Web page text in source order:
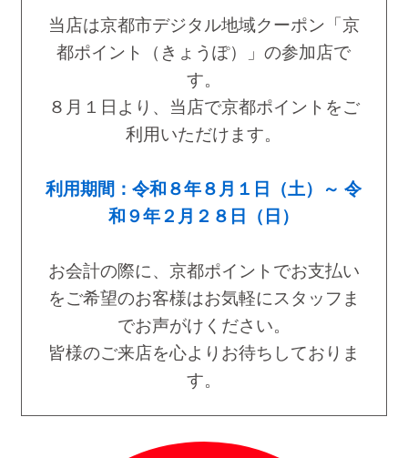
当店は京都市デジタル地域クーポン「京
都ポイント（きょうぽ）」の参加店で
す。
８月１日より、当店で京都ポイントをご
利用いただけます。
利用期間：令和８年８月１日（土）～ 令
和９年２月２８日（日）
お会計の際に、京都ポイントでお支払い
をご希望のお客様はお気軽にスタッフま
でお声がけください。
皆様のご来店を心よりお待ちしておりま
す。